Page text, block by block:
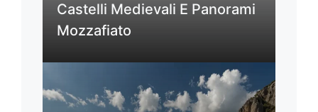
Castelli Medievali E Panorami
Mozzafiato